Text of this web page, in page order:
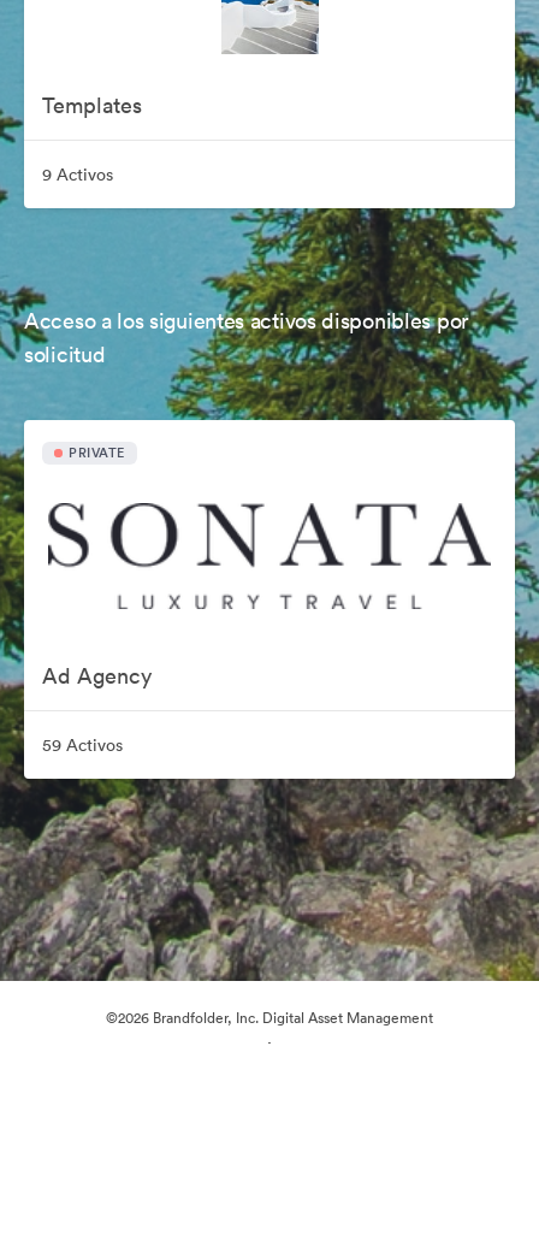
Templates
9 Activos
Acceso a los siguientes activos disponibles por
solicitud
PRIVATE
Ad Agency
59 Activos
©2026 Brandfolder, Inc. Digital Asset Management
·